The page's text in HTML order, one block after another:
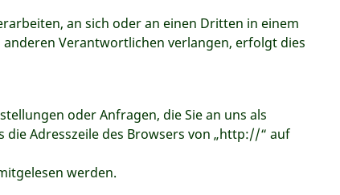
an sich oder an einen Dritten in einem
Verantwortlichen verlangen, erfolgt dies
oder Anfragen, die Sie an uns als
die Adresszeile des Browsers von „http://“ auf
werden.